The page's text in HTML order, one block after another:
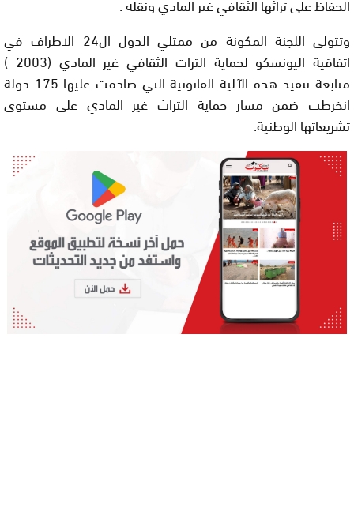
وتتولى اللجنة المكونة من ممثلي الدول ال24 الاطراف في
اتفاقية اليونسكو لحماية التراث الثقافي غير المادي (2003 )
متابعة تنفيذ هذه الآلية القانونية التي صادقت عليها 175 دولة
انخرطت ضمن مسار حماية التراث غير المادي على مستوى
تشريعاتها الوطنية.